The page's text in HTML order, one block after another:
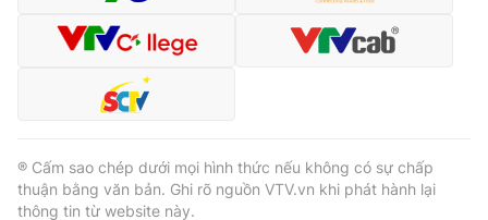
® Cấm sao chép dưới mọi hình thức nếu không có sự chấp
thuận bằng văn bản. Ghi rõ nguồn VTV.vn khi phát hành lại
thông tin từ website này.